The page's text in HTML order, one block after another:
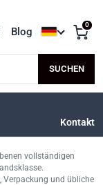
SUCHEN
Blog
Sprache
0
Kontakt
vollständigen
Verpackung und übliche